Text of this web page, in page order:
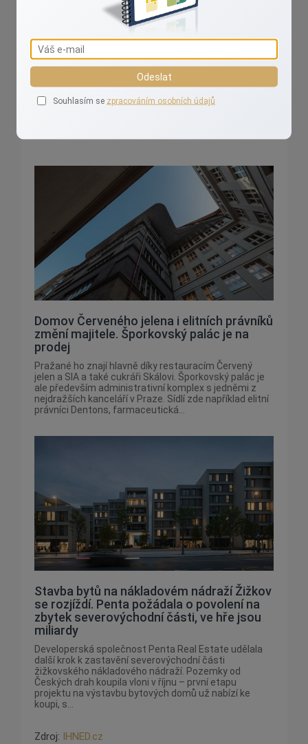
info@realityvalaskova.cz
604 430 162
Domov Červeného jelena i elitních právníků
změní majitele. Šporkovský palác je na
prodej
Pražané ho znají hlavně díky restauracím Červený
jelen a SIA a také cukráři Skálovi. Šporkovský palác je
ale především administrativní komplex s jedněmi z
nejdražších kanceláří v Praze. Sídlí zde například elitní
právníci Dentons, farmaceutická...
Stavba bytů na nákladovém nádraží Žižkov
se rozjíždí. Penta požádala o povolení na
zbytek severovýchodní části, ve hře jsou
miliardy
Developerská společnost Penta Real Estate udělala
další krok k zastavění severovýchodní části
žižkovského nákladového nádraží. Pozemky od
Českých drah koupila vloni v říjnu – první etapu
projektu na výstavbu bytových domů už nabízí ke
koupi, s...
Zdroj: IHNED.cz
Odeslat
Souhlasím se zpracováním osobních údajů